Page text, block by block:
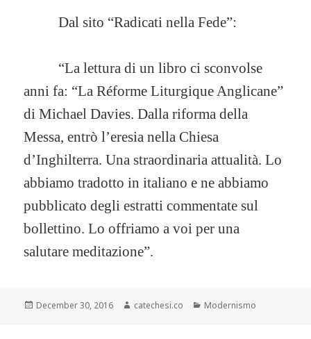
Dal sito “Radicati nella Fede”:
“La lettura di un libro ci sconvolse
anni fa: “La Réforme Liturgique Anglicane”
di Michael Davies. Dalla riforma della
Messa, entrò l’eresia nella Chiesa
d’Inghilterra. Una straordinaria attualità. Lo
abbiamo tradotto in italiano e ne abbiamo
pubblicato degli estratti commentate sul
bollettino. Lo offriamo a voi per una
salutare meditazione”.
Posted
December 30, 2016 Author
catechesi.co Categories
Modernismo